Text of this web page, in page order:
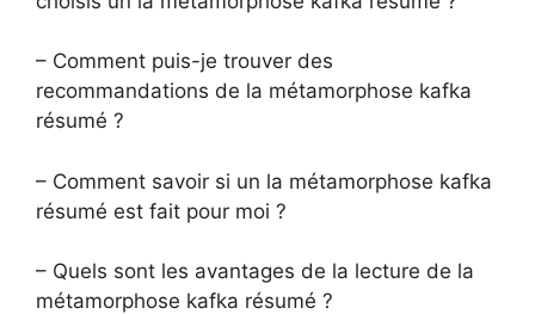
– Comment puis-je trouver des
recommandations de la métamorphose kafka
résumé ?
– Comment savoir si un la métamorphose kafka
résumé est fait pour moi ?
– Quels sont les avantages de la lecture de la
métamorphose kafka résumé ?